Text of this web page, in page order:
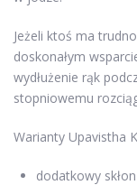
Jeżeli ktoś ma
doskonałym
wydłużenie rąk
stopniowemu
Warianty Upavistha
dodatkowy